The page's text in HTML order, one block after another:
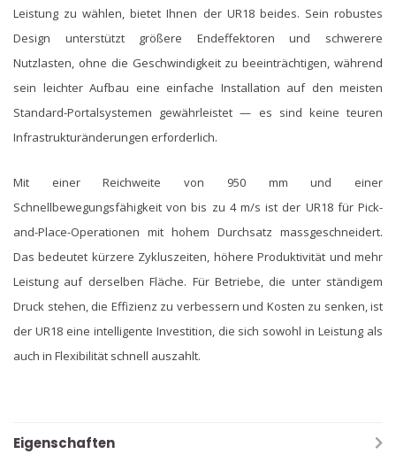
Leistung zu wählen, bietet Ihnen der UR18 beides. Sein robustes
Design unterstützt größere Endeffektoren und schwerere
Nutzlasten, ohne die Geschwindigkeit zu beeinträchtigen, während
sein leichter Aufbau eine einfache Installation auf den meisten
Standard-Portalsystemen gewährleistet — es sind keine teuren
Infrastrukturänderungen erforderlich.
Mit einer Reichweite von 950 mm und einer
Schnellbewegungsfähigkeit von bis zu 4 m/s ist der UR18 für Pick-
and-Place-Operationen mit hohem Durchsatz massgeschneidert.
Das bedeutet kürzere Zykluszeiten, höhere Produktivität und mehr
Leistung auf derselben Fläche. Für Betriebe, die unter ständigem
Druck stehen, die Effizienz zu verbessern und Kosten zu senken, ist
der UR18 eine intelligente Investition, die sich sowohl in Leistung als
auch in Flexibilität schnell auszahlt.
Eigenschaften